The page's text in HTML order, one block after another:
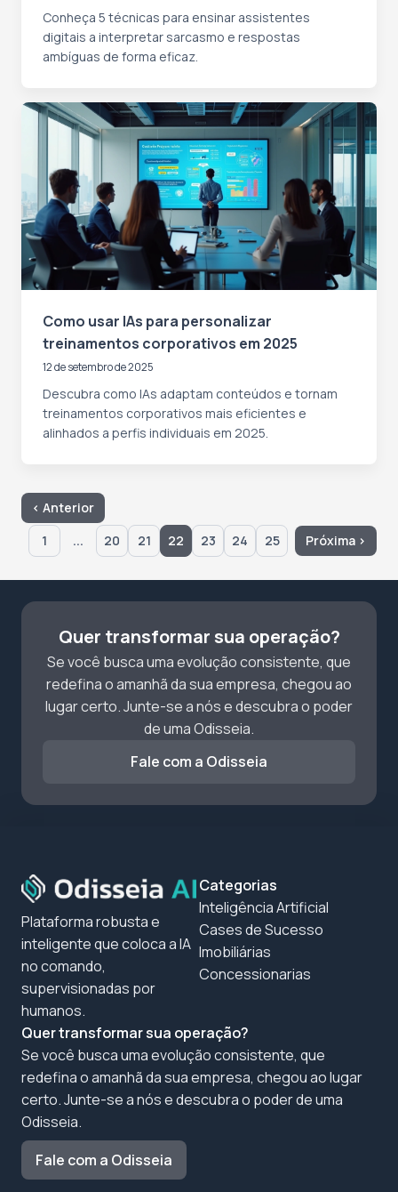
Conheça 5 técnicas para ensinar assistentes
digitais a interpretar sarcasmo e respostas
ambíguas de forma eficaz.
Como usar IAs para personalizar
treinamentos corporativos em 2025
12 de setembro de 2025
Descubra como IAs adaptam conteúdos e tornam
treinamentos corporativos mais eficientes e
alinhados a perfis individuais em 2025.
‹ Anterior
1
... 20 21 22 23 24 25 Próxima ›
Quer transformar sua operação?
Se você busca uma evolução consistente, que
redefina o amanhã da sua empresa, chegou ao
lugar certo. Junte-se a nós e descubra o poder
de uma Odisseia.
Fale com a Odisseia
Plataforma robusta e
inteligente que coloca a IA
no comando,
supervisionadas por
humanos.
Categorias
Inteligência Artificial
Cases de Sucesso
Imobiliárias
Concessionarias
Quer transformar sua operação?
Se você busca uma evolução consistente, que
redefina o amanhã da sua empresa, chegou ao lugar
certo. Junte-se a nós e descubra o poder de uma
Odisseia.
Fale com a Odisseia